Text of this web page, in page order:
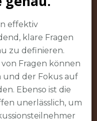
effektiv
klare Fragen
zu definieren.
Fragen können
und der Fokus auf
Ebenso ist die
unerlässlich, um